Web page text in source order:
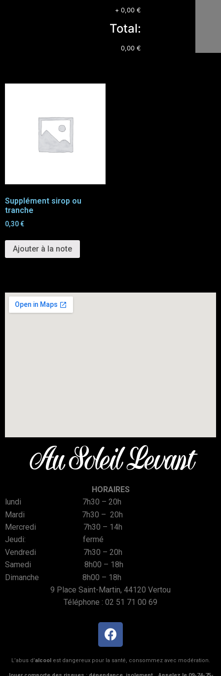
+ 0,00 €
Total:
0,00 €
Supplément sirop ou
tranche
0,30€
Ajouter à la note
Au Soleil Levant
HORAIRES
lundi 7h30 – 20h
Mardi 7h30 – 20h
Mercredi 7h30 – 14h
Jeudi: fermé
Vendredi 7h30 – 20h
Samedi 8h00 – 18h
Dimanche 8h00 – 18h
9 Place Saint-Martin, 44120 Vertou
Téléphone : 02 51 71 00 69
L’abus d’alcoolest dangereux pour la santé, consommez avec modération.